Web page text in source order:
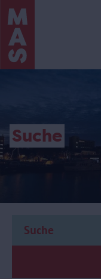
Direkt
zum
Inhalt
Suche